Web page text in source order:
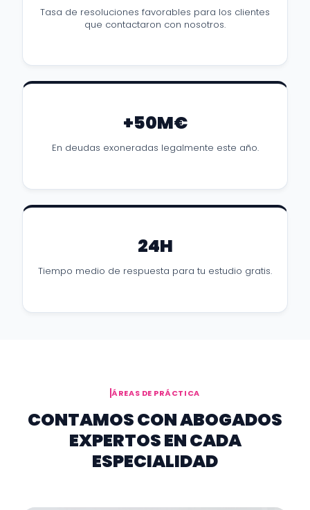
Tasa de resoluciones favorables para los clientes
que contactaron con nosotros.
+50M€
En deudas exoneradas legalmente este año.
24H
Tiempo medio de respuesta para tu estudio gratis.
ÁREAS DE PRÁCTICA
CONTAMOS CON ABOGADOS
EXPERTOS EN CADA
ESPECIALIDAD